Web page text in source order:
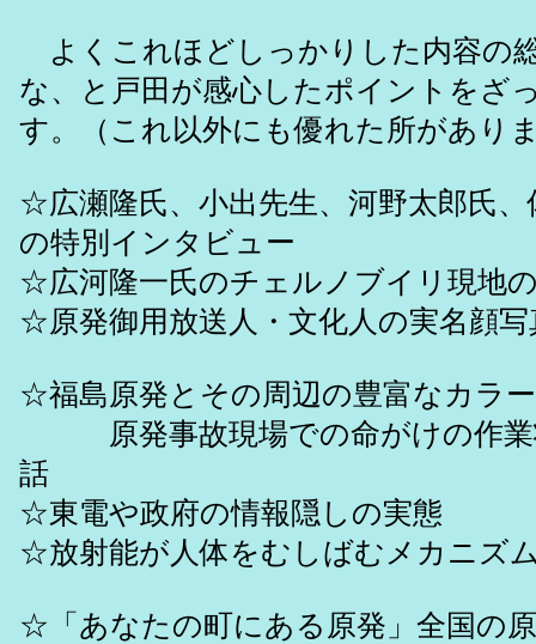
よくこれほどしっかりした内容の
な、と戸田が感心したポイントをざ
す。（これ以外にも優れた所があり
☆広瀬隆氏、小出先生、河野太郎氏
の特別インタビュー
☆広河隆一氏のチェルノブイリ現地
☆原発御用放送人・文化人の実名顔
☆福島原発とその周辺の豊富なカラ
原発事故現場での命がけの作業
話
☆東電や政府の情報隠しの実態
☆放射能が人体をむしばむメカニズ
☆「あなたの町にある原発」全国の